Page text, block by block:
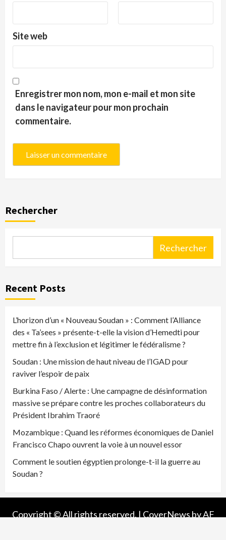
Site web
Enregistrer mon nom, mon e-mail et mon site
dans le navigateur pour mon prochain
commentaire.
Rechercher
Rechercher
Recent Posts
L’horizon d’un « Nouveau Soudan » : Comment l’Alliance
des « Ta’sees » présente-t-elle la vision d’Hemedti pour
mettre fin à l’exclusion et légitimer le fédéralisme ?
Soudan : Une mission de haut niveau de l’IGAD pour
raviver l’espoir de paix
Burkina Faso / Alerte : Une campagne de désinformation
massive se prépare contre les proches collaborateurs du
Président Ibrahim Traoré
Mozambique : Quand les réformes économiques de Daniel
Francisco Chapo ouvrent la voie à un nouvel essor
Comment le soutien égyptien prolonge-t-il la guerre au
Soudan ?
Copyright © All rights reserved.|CoverNewsby AF